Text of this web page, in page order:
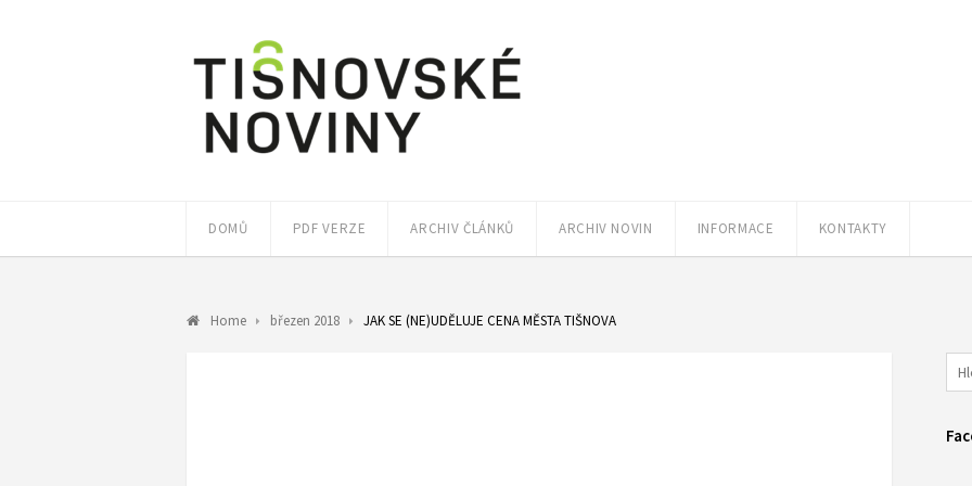
DOMŮ PDF VERZE ARCHIV ČLÁNKŮ ARCHIV NOVIN INFORMACE KONTAKTY
Home březen 2018 JAK SE (NE)UDĚLUJE CENA MĚSTA TIŠNOVA